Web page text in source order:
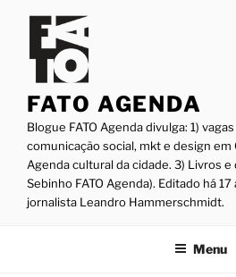
conteúdo
FATO AGENDA
Blogue FATO Agenda divulga: 1)
comunicação social, mkt e design em
Agenda cultural da cidade. 3) Livros
Sebinho FATO Agenda). Editado há
jornalista Leandro Hammerschmidt.
Menu